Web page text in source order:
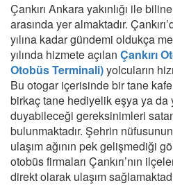
Çankırı Ankara yakınlığı ile
arasında yer almaktadır.
yılına kadar gündemi oldukça
yılında hizmete açılan Çankırı
Otobüs Terminali)yolcuların
Bu otogar içerisinde bir tane
birkaç tane hediyelik eşya ya da
duyabileceği gereksinimleri
bulunmaktadır. Şehrin
ulaşım ağının pek gelişmediği
otobüs firmaları Çankırı’nın
direkt olarak ulaşım